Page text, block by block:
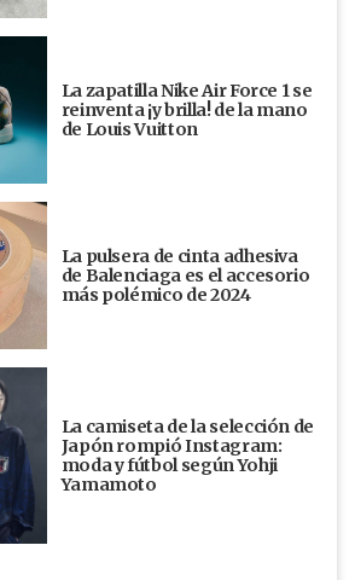
La zapatilla Nike Air Force 1 se
reinventa ¡y brilla! de la mano
de Louis Vuitton
La pulsera de cinta adhesiva
de Balenciaga es el accesorio
más polémico de 2024
La camiseta de la selección de
Japón rompió Instagram:
moda y fútbol según Yohji
Yamamoto